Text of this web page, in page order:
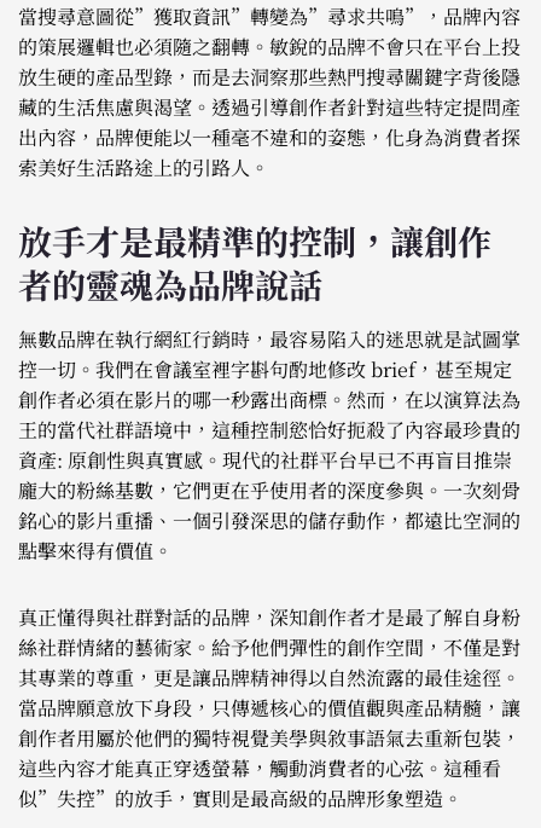
當搜尋意圖從”獲取資訊”轉變為”尋求共鳴”，品牌內容
的策展邏輯也必須隨之翻轉。敏銳的品牌不會只在平台上投
放生硬的產品型錄，而是去洞察那些熱門搜尋關鍵字背後隱
藏的生活焦慮與渴望。透過引導創作者針對這些特定提問產
出內容，品牌便能以一種毫不違和的姿態，化身為消費者探
索美好生活路途上的引路人。
放手才是最精準的控制，讓創作
者的靈魂為品牌說話
無數品牌在執行網紅行銷時，最容易陷入的迷思就是試圖掌
控一切。我們在會議室裡字斟句酌地修改 brief，甚至規定
創作者必須在影片的哪一秒露出商標。然而，在以演算法為
王的當代社群語境中，這種控制慾恰好扼殺了內容最珍貴的
資產: 原創性與真實感。現代的社群平台早已不再盲目推崇
龐大的粉絲基數，它們更在乎使用者的深度參與。一次刻骨
銘心的影片重播、一個引發深思的儲存動作，都遠比空洞的
點擊來得有價值。
真正懂得與社群對話的品牌，深知創作者才是最了解自身粉
絲社群情緒的藝術家。給予他們彈性的創作空間，不僅是對
其專業的尊重，更是讓品牌精神得以自然流露的最佳途徑。
當品牌願意放下身段，只傳遞核心的價值觀與產品精髓，讓
創作者用屬於他們的獨特視覺美學與敘事語氣去重新包裝，
這些內容才能真正穿透螢幕，觸動消費者的心弦。這種看
似”失控”的放手，實則是最高級的品牌形象塑造。